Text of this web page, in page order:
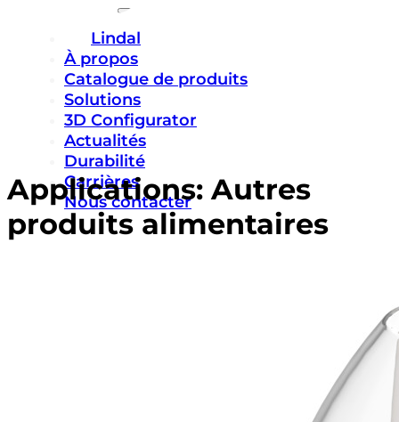
Lindal
À propos
Catalogue de produits
Solutions
3D Configurator
Actualités
Durabilité
Carrières
Nous contacter
Applications: Autres
produits alimentaires